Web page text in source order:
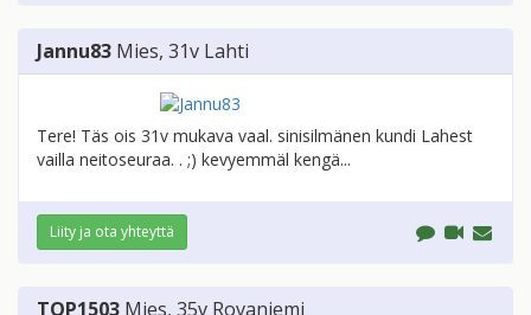
Jannu83 Mies, 31v Lahti
Tere! Täs ois 31v mukava vaal. sinisilmänen kundi Lahest
vailla neitoseuraa. . ;) kevyemmäl kengä...
Liity ja ota yhteyttä
TOP1503 Mies, 35v Rovaniemi